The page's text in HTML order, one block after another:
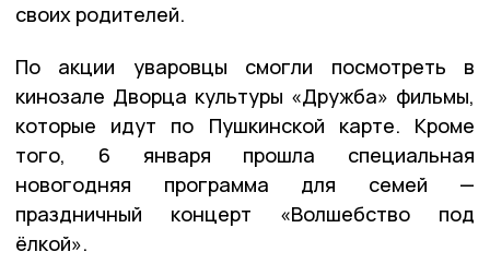
своих родителей.
По акции уваровцы смогли посмотреть в
кинозале Дворца культуры «Дружба» фильмы,
которые идут по Пушкинской карте. Кроме
того, 6 января прошла специальная
новогодняя программа для семей —
праздничный концерт «Волшебство под
ёлкой».